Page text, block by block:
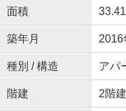
面積
築年月 2016
種別 / 構造 アパ
階建 2階建